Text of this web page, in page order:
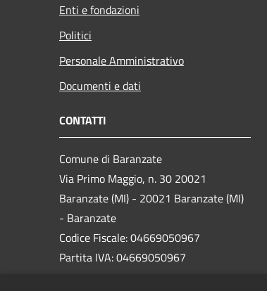
Enti e fondazioni
Politici
Personale Amministrativo
Documenti e dati
CONTATTI
Comune di Baranzate
Via Primo Maggio, n. 30 20021
Baranzate (MI) - 20021 Baranzate (MI)
- Baranzate
Codice Fiscale: 04669050967
Partita IVA: 04669050967